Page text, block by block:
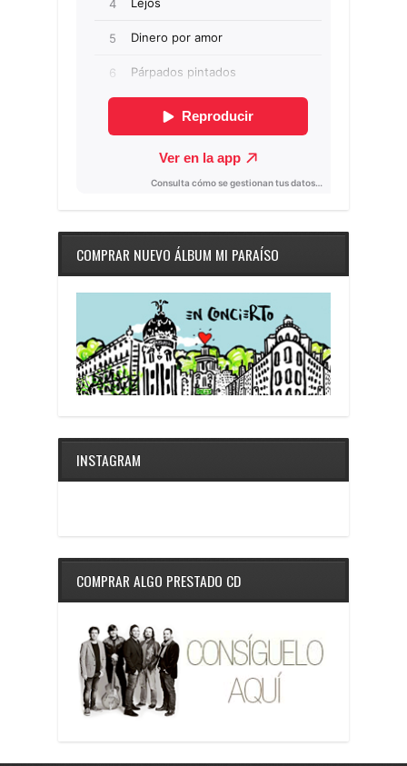
COMPRAR NUEVO ÁLBUM MI PARAÍSO
INSTAGRAM
COMPRAR ALGO PRESTADO CD